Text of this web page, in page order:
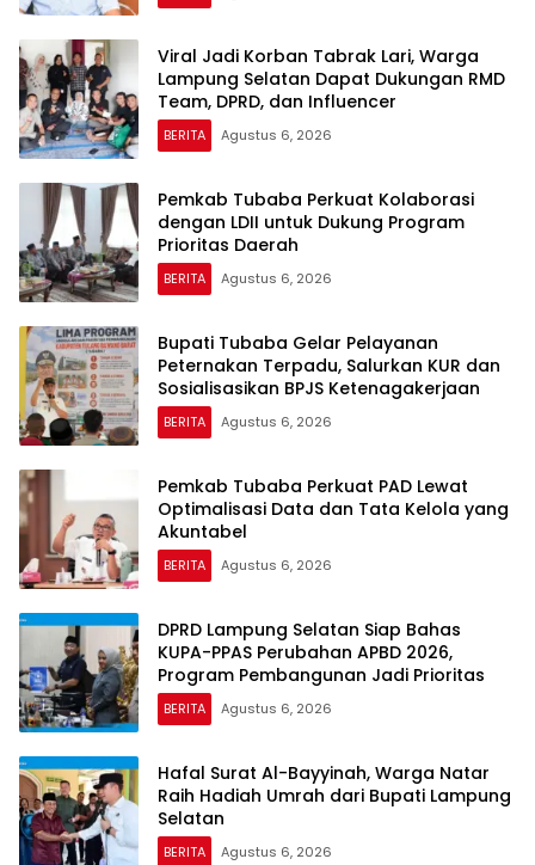
Viral Jadi Korban Tabrak Lari, Warga
Lampung Selatan Dapat Dukungan RMD
Team, DPRD, dan Influencer
BERITA Agustus 6, 2026
Pemkab Tubaba Perkuat Kolaborasi
dengan LDII untuk Dukung Program
Prioritas Daerah
BERITA Agustus 6, 2026
Bupati Tubaba Gelar Pelayanan
Peternakan Terpadu, Salurkan KUR dan
Sosialisasikan BPJS Ketenagakerjaan
BERITA Agustus 6, 2026
Pemkab Tubaba Perkuat PAD Lewat
Optimalisasi Data dan Tata Kelola yang
Akuntabel
BERITA Agustus 6, 2026
DPRD Lampung Selatan Siap Bahas
KUPA-PPAS Perubahan APBD 2026,
Program Pembangunan Jadi Prioritas
BERITA Agustus 6, 2026
Hafal Surat Al-Bayyinah, Warga Natar
Raih Hadiah Umrah dari Bupati Lampung
Selatan
BERITA Agustus 6, 2026